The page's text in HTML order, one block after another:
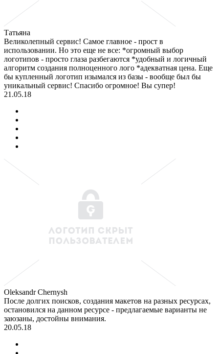
Татьяна
Великолепный сервис! Самое главное - прост в
использовании. Но это еще не все: *огромный выбор
логотипов - просто глаза разбегаются *удобный и логичный
алгоритм создания полноценного лого *адекватная цена. Еще
бы купленный логотип изымался из базы - вообще был бы
уникальный сервис! Спасибо огромное! Вы супер!
21.05.18
Oleksandr Chernysh
После долгих поисков, создания макетов на разных ресурсах,
остановился на данном ресурсе - предлагаемые варианты не
заюзаны, достойны внимания.
20.05.18